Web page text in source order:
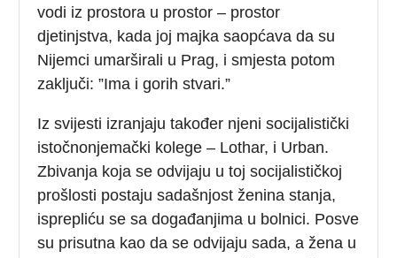
vodi iz prostora u prostor – prostor
djetinjstva, kada joj majka saopćava da su
Nijemci umarširali u Prag, i smjesta potom
zaključi: ”Ima i gorih stvari.”
Iz svijesti izranjaju također njeni socijalistički
istočnonjemački kolege – Lothar, i Urban.
Zbivanja koja se odvijaju u toj socijalističkoj
prošlosti postaju sadašnjost ženina stanja,
isprepliću se sa događanjima u bolnici. Posve
su prisutna kao da se odvijaju sada, a žena u